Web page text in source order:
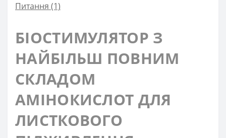
Питання (1)
БІОСТИМУЛЯТОР З
НАЙБІЛЬШ ПОВНИМ
СКЛАДОМ
АМІНОКИСЛОТ ДЛЯ
ЛИСТКОВОГО